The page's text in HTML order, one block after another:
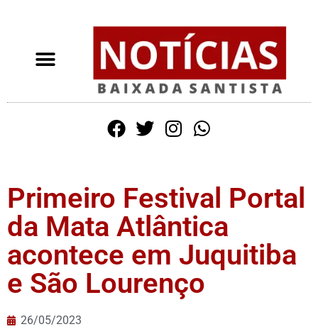
Primeiro Festival Portal
da Mata Atlântica
acontece em Juquitiba
e São Lourenço
26/05/2023